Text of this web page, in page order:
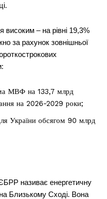
високим – на рівні 19,3%
за рахунок зовнішньої
МВФ на 133,7 млрд
на 2026-2029 роки;
України обсягом 90 млрд
називає енергетичну
Близькому Сході. Вона